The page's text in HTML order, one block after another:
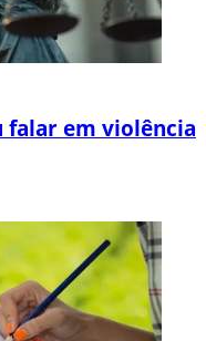
falar em violência